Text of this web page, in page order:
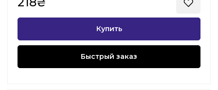
Купить
Быстрый заказ